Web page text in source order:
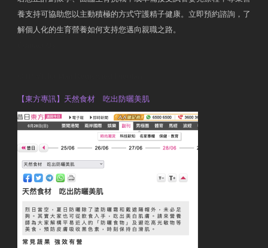
養支持可協助您以主動積極的方式守護精子健康。立即預約諮詢，了
解個人化的生育營養如何支持您邁向親職之路。
【東方專訊】天然食材 吃出防曬美肌